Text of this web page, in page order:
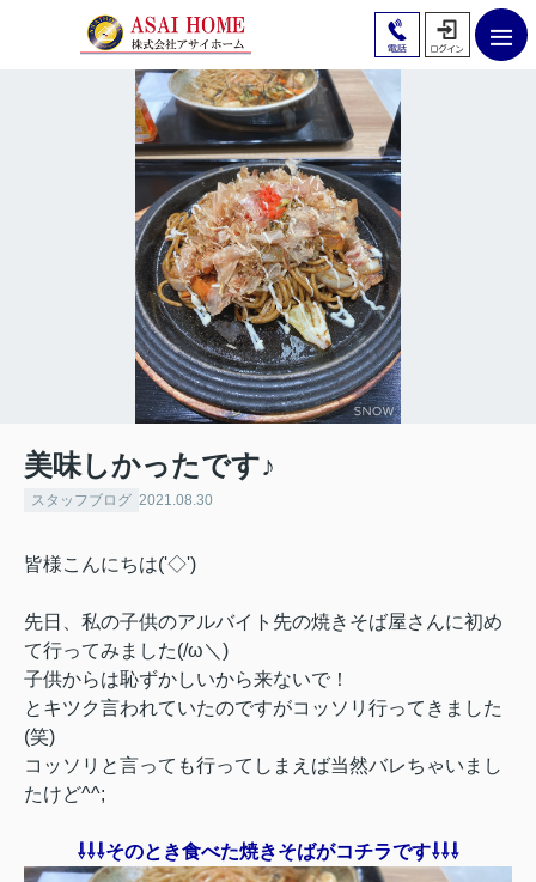
美味しかったです♪
スタッフブログ 2021.08.30
皆様こんにちは('◇')ゞ
先日、私の子供のアルバイト先の焼きそば屋さんに初め
て行ってみました(/ω＼)
子供からは恥ずかしいから来ないで！
とキツク言われていたのですがコッソリ行ってきました
(笑)
コッソリと言っても行ってしまえば当然バレちゃいまし
たけど^^;
⇩⇩⇩そのとき食べた焼きそばがコチラです⇩⇩⇩